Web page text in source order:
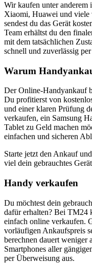
Wir kaufen unter anderem
Xiaomi, Huawei und viele
sendest du das Gerät
Team erhältst du den
mit dem tatsächlichen
schnell und zuverlässig
Warum
Der Online-Handyankauf
Du profitierst von
und einer klaren Prüfung
verkaufen, ein Samsung
Tablet zu Geld machen
einfachen und sicheren
Starte jetzt den Ankauf
viel dein gebrauchtes
Handy verkaufen
Du möchtest dein
dafür erhalten? Bei TM24
einfach online verkaufen.
vorläufigen Ankaufspreis
berechnen dauert
Smartphones aller
per Überweisung aus.